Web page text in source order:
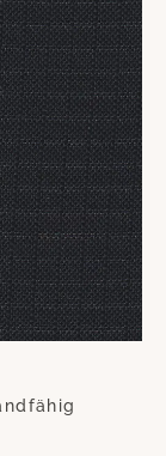
für Ihre
sprichwörtlichen
hält ungleich
von Sonne und
diesem Zubehör
wird sich
an Ihren wie neu
der UV-Strahlung
weder die
besteht aus